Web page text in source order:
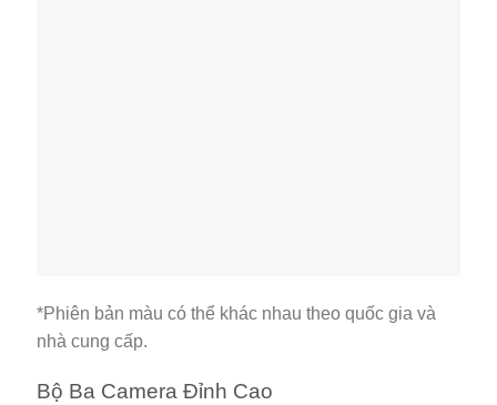
*Phiên bản màu có thể khác nhau theo quốc gia và
nhà cung cấp.
Bộ Ba Camera Đỉnh Cao